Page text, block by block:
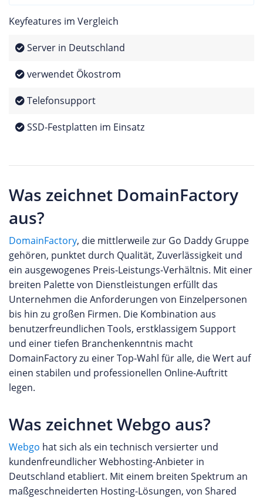
Keyfeatures im Vergleich
Server in Deutschland
verwendet Ökostrom
Telefonsupport
SSD-Festplatten im Einsatz
Was zeichnet DomainFactory
aus?
DomainFactory, die mittlerweile zur Go Daddy Gruppe
gehören, punktet durch Qualität, Zuverlässigkeit und
ein ausgewogenes Preis-Leistungs-Verhältnis. Mit einer
breiten Palette von Dienstleistungen erfüllt das
Unternehmen die Anforderungen von Einzelpersonen
bis hin zu großen Firmen. Die Kombination aus
benutzerfreundlichen Tools, erstklassigem Support
und einer tiefen Branchenkenntnis macht
DomainFactory zu einer Top-Wahl für alle, die Wert auf
einen stabilen und professionellen Online-Auftritt
legen.
Was zeichnet Webgo aus?
Webgo hat sich als ein technisch versierter und
kundenfreundlicher Webhosting-Anbieter in
Deutschland etabliert. Mit einem breiten Spektrum an
maßgeschneiderten Hosting-Lösungen, von Shared